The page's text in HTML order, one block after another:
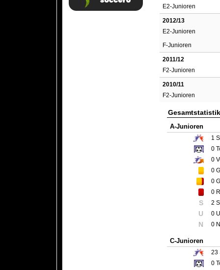
E2-Junioren
2012/13
E2-Junioren
F-Junioren
2011/12
F2-Junioren
2010/11
F2-Junioren
Gesamtstatistik
A-Junioren
1
0
0
0
0
0
S 2
U 0
N 0
C-Junioren
23
0